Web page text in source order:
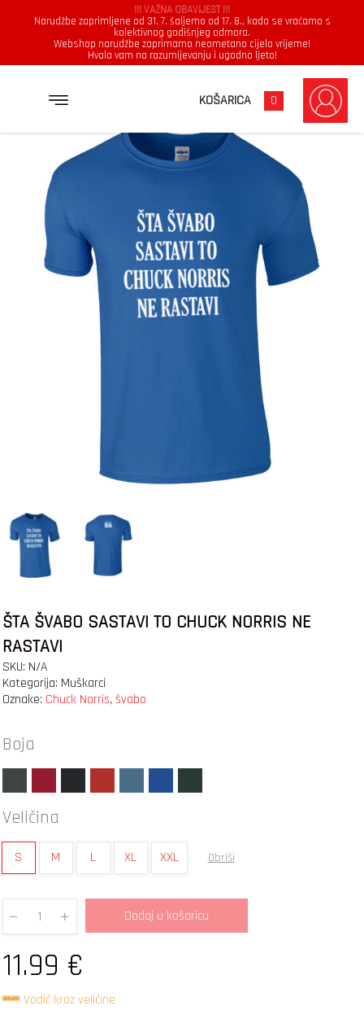
!!! VAŽNA OBAVIJEST !!!
Narudžbe zaprimljene od 31. 7. šaljemo od 17. 8., kada se vraćamo s
kolektivnog godišnjeg odmora.
Webshop narudžbe zaprimamo neometano cijelo vrijeme!
Hvala vam na razumijevanju i ugodno ljeto!
KOŠARICA 0
ŠTA ŠVABO SASTAVI TO CHUCK NORRIS NE RASTAVI
ŠTA ŠVABO SASTAVI TO CHUCK NORRIS NE
RASTAVI
SKU: N/A
Kategorija: Muškarci
Oznake: Chuck Norris, švabo
Boja
Veličina
S M L XL XXL Obriši
Quantity
Dodaj u košaricu
11.99 €
Vodič kroz veličine